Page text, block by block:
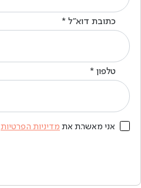
כתובת דוא״ל *
טלפון *
אני מאשר.ת את מדיניות הפרטיות